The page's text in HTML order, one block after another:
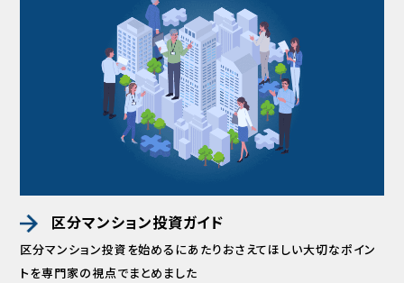
区分マンション投資ガイド
区分マンション投資を始めるにあたりおさえてほしい大切なポイン
トを専門家の視点でまとめました